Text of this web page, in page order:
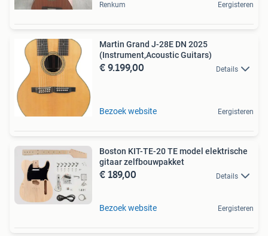
Renkum Eergisteren
Martin Grand J-28E DN 2025
(Instrument,Acoustic Guitars)
€ 9.199,00 Details
Bezoek website Eergisteren
Boston KIT-TE-20 TE model elektrische
gitaar zelfbouwpakket
€ 189,00 Details
Bezoek website Eergisteren